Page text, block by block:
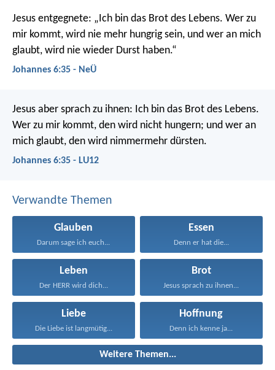
Jesus entgegnete: „Ich bin das Brot des Lebens. Wer zu
mir kommt, wird nie mehr hungrig sein, und wer an mich
glaubt, wird nie wieder Durst haben.“
Johannes 6:35 - NeÜ
Jesus aber sprach zu ihnen: Ich bin das Brot des Lebens.
Wer zu mir kommt, den wird nicht hungern; und wer an
mich glaubt, den wird nimmermehr dürsten.
Johannes 6:35 - LU12
Verwandte Themen
Glauben
Darum sage ich euch...
Essen
Denn er hat die...
Leben
Der HERR wird dich...
Brot
Jesus sprach zu ihnen...
Liebe
Die Liebe ist langmütig...
Hoffnung
Denn ich kenne ja...
Weitere Themen...